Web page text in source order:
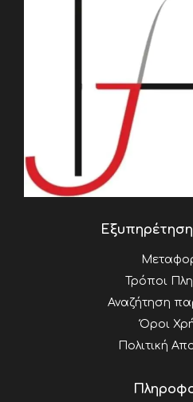
Τρόποι
Αναζήτηση
Όροι
Πολιτική